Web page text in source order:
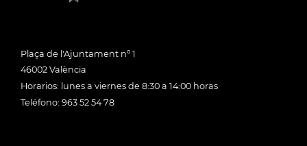
Plaça de l'Ajuntament nº 1
46002 València
Horarios: lunes a viernes de 8:30 a 14:00 horas
Teléfono: 963 52 54 78